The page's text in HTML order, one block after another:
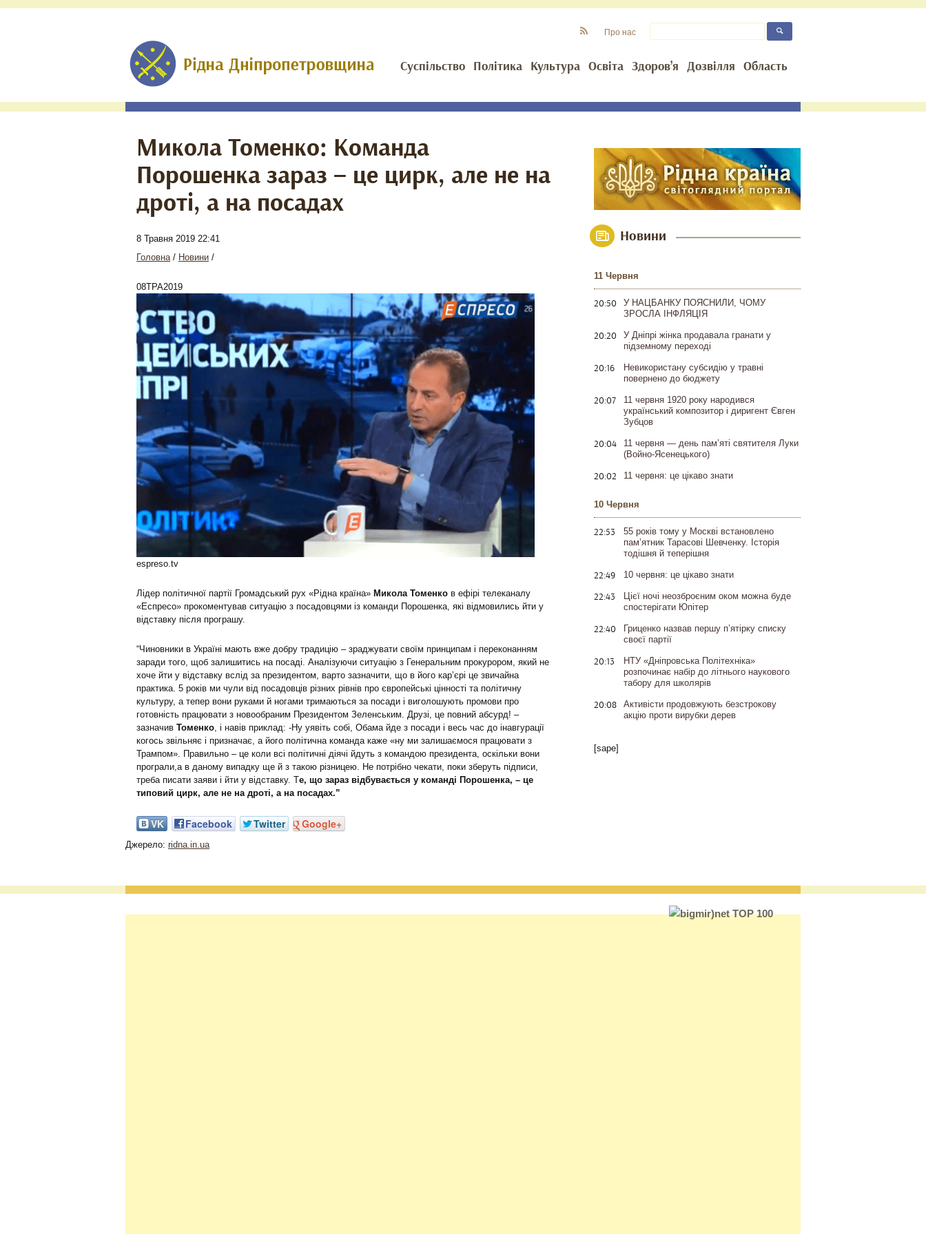
Суспільство Політика Культура Освіта Здоров’я Дозвілля Область
Про нас
Микола Томенко: Команда
Порошенка зараз – це цирк, але не на
дроті, а на посадах
8 Травня 2019 22:41
Головна/ Новини /
08ТРА2019
espreso.tv
Лідер політичної партії Громадський рух «Рідна країна» Микола Томенко в ефірі телеканалу
«Еспресо» прокоментував ситуацію з посадовцями із команди Порошенка, які відмовились йти у
відставку після програшу.
“Чиновники в Україні мають вже добру традицію – зраджувати своїм принципам і переконанням
заради того, щоб залишитись на посаді. Аналізуючи ситуацію з Генеральним прокурором, який не
хоче йти у відставку вслід за президентом, варто зазначити, що в його кар’єрі це звичайна
практика. 5 років ми чули від посадовців різних рівнів про європейські цінності та політичну
культуру, а тепер вони руками й ногами тримаються за посади і виголошують промови про
готовність працювати з новообраним Президентом Зеленським. Друзі, це повний абсурд! –
зазначив Томенко, і навів приклад: -Ну уявіть собі, Обама йде з посади і весь час до інавгурації
когось звільняє і призначає, а його політична команда каже «ну ми залишаємося працювати з
Трампом». Правильно – це коли всі політичні діячі йдуть з командою президента, оскільки вони
програли,а в даному випадку ще й з такою різницею. Не потрібно чекати, поки зберуть підписи,
треба писати заяви і йти у відставку. Те, що зараз відбувається у команді Порошенка, – це
типовий цирк, але не на дроті, а на посадах.”
VK Facebook Twitter Google+
Джерело: ridna.in.ua
Новини
11 Червня
20:50
У НАЦБАНКУ ПОЯСНИЛИ, ЧОМУ
ЗРОСЛА ІНФЛЯЦІЯ
20:20
У Дніпрі жінка продавала гранати у
підземному переході
20:16
Невикористану субсидію у травні
повернено до бюджету
20:07
11 червня 1920 року народився
український композитор і диригент Євген
Зубцов
20:04
11 червня — день пам’яті святителя Луки
(Войно-Ясенецького)
20:02 11 червня: це цікаво знати
10 Червня
22:53
55 років тому у Москві встановлено
пам’ятник Тарасові Шевченку. Історія
тодішня й теперішня
22:49 10 червня: це цікаво знати
22:43
Цієї ночі неозброєним оком можна буде
спостерігати Юпітер
22:40
Гриценко назвав першу п’ятірку списку
своєї партії
20:13
НТУ «Дніпровська Політехніка»
розпочинає набір до літнього наукового
табору для школярів
20:08
Активісти продовжують безстрокову
акцію проти вирубки дерев
[sape]